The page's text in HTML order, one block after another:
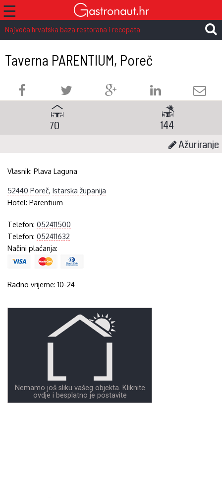
☰
Najveća hrvatska baza restorana i recepata
Taverna PARENTIUM, Poreč
70
144
Ažuriranje
Vlasnik:Plava Laguna
52440 Poreč,Istarska županija
Hotel:Parentium
Telefon:052411500
Telefon:052411632
Načini plaćanja:
Radno vrijeme: 10-24
Nemamo još sliku vašeg objekta. Kliknite
ovdje i besplatno je postavite